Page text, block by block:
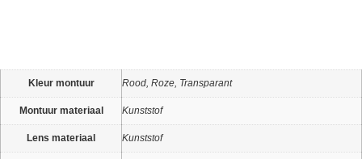
Kleur montuur Rood, Roze, Transparant
Montuur materiaal Kunststof
Lens materiaal Kunststof